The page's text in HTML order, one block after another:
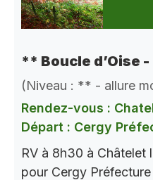
** Boucle d’Oise
(Niveau : ** - allure
Rendez-vous :
Départ : Cergy
RV à 8h30 à Châtelet
pour Cergy